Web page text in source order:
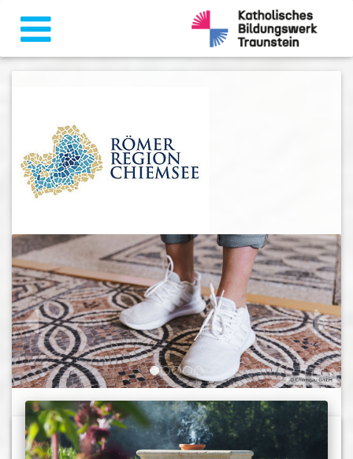
zurück weiter